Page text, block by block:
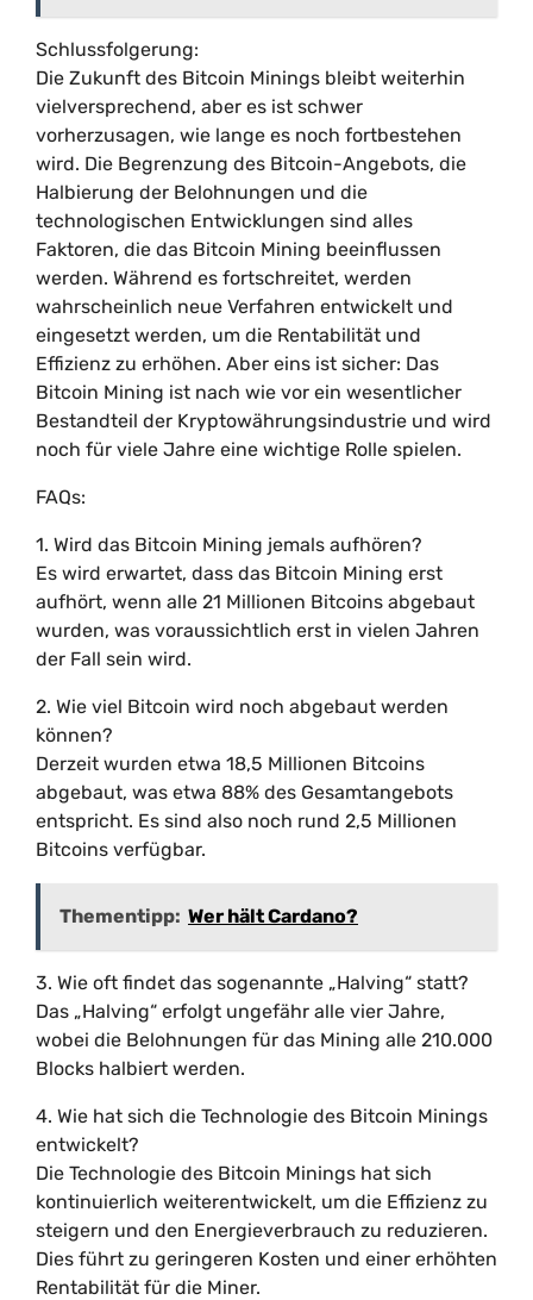
Schlussfolgerung:
Die Zukunft des Bitcoin Minings bleibt weiterhin
vielversprechend, aber es ist schwer
vorherzusagen, wie lange es noch fortbestehen
wird. Die Begrenzung des Bitcoin-Angebots, die
Halbierung der Belohnungen und die
technologischen Entwicklungen sind alles
Faktoren, die das Bitcoin Mining beeinflussen
werden. Während es fortschreitet, werden
wahrscheinlich neue Verfahren entwickelt und
eingesetzt werden, um die Rentabilität und
Effizienz zu erhöhen. Aber eins ist sicher: Das
Bitcoin Mining ist nach wie vor ein wesentlicher
Bestandteil der Kryptowährungsindustrie und wird
noch für viele Jahre eine wichtige Rolle spielen.
FAQs:
1. Wird das Bitcoin Mining jemals aufhören?
Es wird erwartet, dass das Bitcoin Mining erst
aufhört, wenn alle 21 Millionen Bitcoins abgebaut
wurden, was voraussichtlich erst in vielen Jahren
der Fall sein wird.
2. Wie viel Bitcoin wird noch abgebaut werden
können?
Derzeit wurden etwa 18,5 Millionen Bitcoins
abgebaut, was etwa 88% des Gesamtangebots
entspricht. Es sind also noch rund 2,5 Millionen
Bitcoins verfügbar.
Thementipp: Wer hält Cardano?
3. Wie oft findet das sogenannte „Halving“ statt?
Das „Halving“ erfolgt ungefähr alle vier Jahre,
wobei die Belohnungen für das Mining alle 210.000
Blocks halbiert werden.
4. Wie hat sich die Technologie des Bitcoin Minings
entwickelt?
Die Technologie des Bitcoin Minings hat sich
kontinuierlich weiterentwickelt, um die Effizienz zu
steigern und den Energieverbrauch zu reduzieren.
Dies führt zu geringeren Kosten und einer erhöhten
Rentabilität für die Miner.